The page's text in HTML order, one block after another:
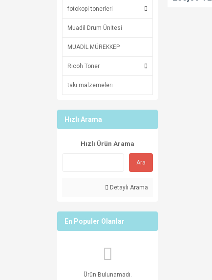
fotokopi tonerleri
Muadil Drum Ünitesi
MUADİL MÜREKKEP
Ricoh Toner
takı malzemeleri
Hızlı Arama
Hızlı Ürün Arama
Ara
Detaylı Arama
En Populer Olanlar
Ürün Bulunamadı.